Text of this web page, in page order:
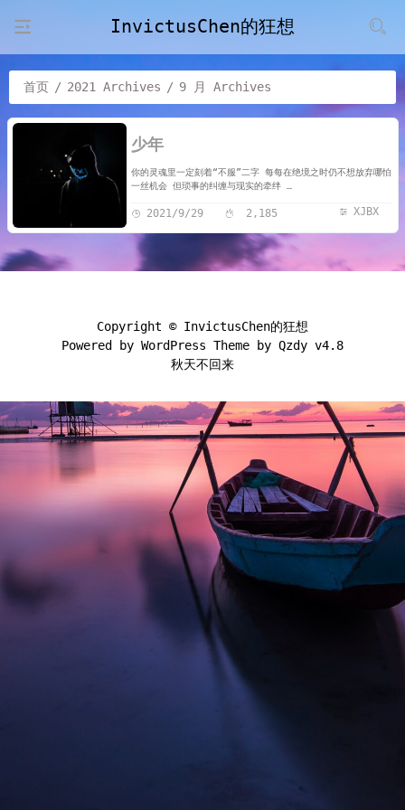
InvictusChen的狂想
首页 / 2021 Archives / 9 月 Archives
少年
你的灵魂里一定刻着“不服”二字 每每在绝境之时仍不想放弃哪怕
一丝机会 但琐事的纠缠与现实的牵绊 …
XJBX
2021/9/29 2,185
Copyright © InvictusChen的狂想
Powered by WordPress Theme by Qzdy v4.8
秋天不回来